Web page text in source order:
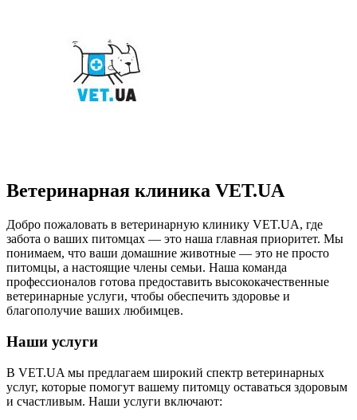
Ветеринарная клиника VET.UA
Добро пожаловать в ветеринарную клинику VET.UA, где
забота о ваших питомцах — это наша главная приоритет. Мы
понимаем, что ваши домашние животные — это не просто
питомцы, а настоящие члены семьи. Наша команда
профессионалов готова предоставить высококачественные
ветеринарные услуги, чтобы обеспечить здоровье и
благополучие ваших любимцев.
Наши услуги
В VET.UA мы предлагаем широкий спектр ветеринарных
услуг, которые помогут вашему питомцу оставаться здоровым
и счастливым. Наши услуги включают: